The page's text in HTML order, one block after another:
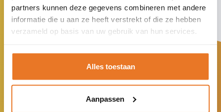
partners kunnen deze gegevens combineren met andere
informatie die u aan ze heeft verstrekt of die ze hebben
verzameld op basis van uw gebruik van hun services.
Alles toestaan
Aanpassen